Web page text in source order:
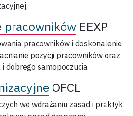
pracowników EEXP
pracowników i doskonalenie
pozycji pracowników oraz
dobrego samopoczucia
OFCL
we wdrażaniu zasad i praktyk